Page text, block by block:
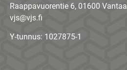
Raappavuorentie 6, 01600 Vantaa
vjs@vjs.fi
Y-tunnus: 1027875-1